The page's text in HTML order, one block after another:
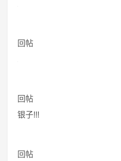
回帖
回帖
银子!!!
回帖